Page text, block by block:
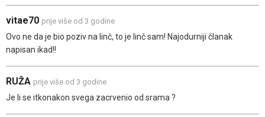
vitae70 prije više od 3 godine
Ovo ne da je bio poziv na linč, to je linč sam! Najodurniji članak
napisan ikad!!
RUŽA prije više od 3 godine
Je li se itkonakon svega zacrvenio od srama ?